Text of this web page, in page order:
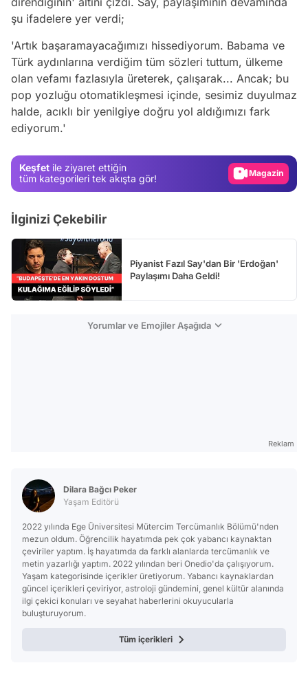
şu ifadelere yer verdi;
'Artık başaramayacağımızı hissediyorum. Babama ve
Türk aydınlarına verdiğim tüm sözleri tuttum, ülkeme
olan vefamı fazlasıyla üreterek, çalışarak... Ancak; bu
pop yozluğu otomatikleşmesi içinde, sesimiz duyulmaz
halde, acıklı bir yenilgiye doğru yol aldığımızı fark
ediyorum.'
Keşfet ile ziyaret ettiğin
tüm kategorileri tek akışta gör!
Magazin
İlginizi Çekebilir
Piyanist Fazıl Say'dan Bir 'Erdoğan'
Paylaşımı Daha Geldi!
Yorumlar ve Emojiler Aşağıda
Reklam
Dilara Bağcı Peker
Yaşam Editörü
2022 yılında Ege Üniversitesi Mütercim Tercümanlık Bölümü'nden
mezun oldum. Öğrencilik hayatımda pek çok yabancı kaynaktan
çeviriler yaptım. İş hayatımda da farklı alanlarda tercümanlık ve
metin yazarlığı yaptım. 2022 yılından beri Onedio'da çalışıyorum.
Yaşam kategorisinde içerikler üretiyorum. Yabancı kaynaklardan
güncel içerikleri çeviriyor, astroloji gündemini, genel kültür alanında
ilgi çekici konuları ve seyahat haberlerini okuyucularla
buluşturuyorum.
Tüm içerikleri